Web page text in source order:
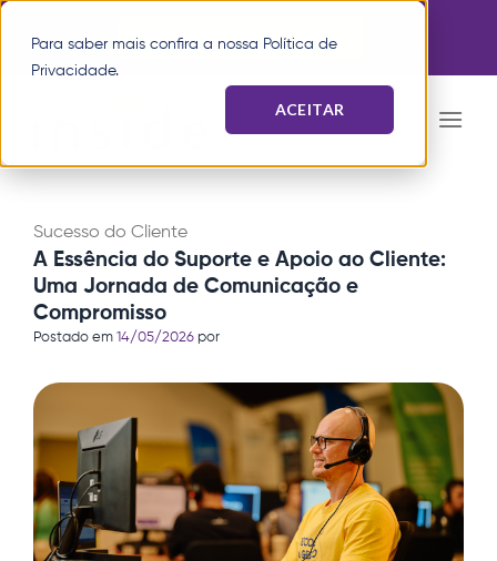
Para saber mais confira a nossa Política de
Privacidade.
ACEITAR
Pular
para
Agende uma demonstração
Sucesso do Cliente
A Essência do Suporte e Apoio ao Cliente:
Uma Jornada de Comunicação e
Compromisso
Postado em 14/05/2026 por